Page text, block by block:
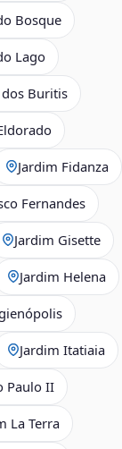
Bosque
Lago
dos Buritis
Jardim Fidanza
Fernandes
Jardim Gisette
Jardim Helena
Jardim Itatiaia
Paulo II
La Terra